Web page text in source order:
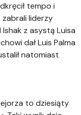
tempo i
zabrali liderzy
z asystą Luisa
dał Luis Palma
natomiast
to dziesiąty